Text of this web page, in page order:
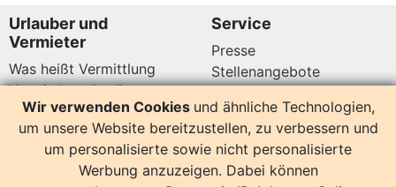
Urlauber und
Vermieter
Was heißt Vermittlung
Vermittlungsbedingungen
Datenschutz
Service
Presse
Stellenangebote
Kundenbewertungen Hier sind wir auch
Wir verwenden Cookies und ähnliche Technologien,
um unsere Website bereitzustellen, zu verbessern und
um personalisierte sowie nicht personalisierte
Werbung anzuzeigen. Dabei können